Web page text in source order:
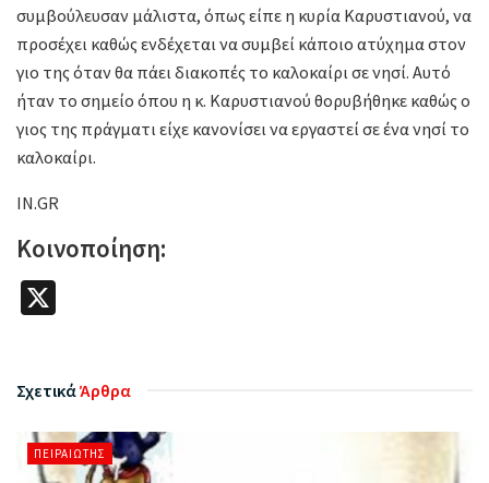
συμβούλευσαν μάλιστα, όπως είπε η κυρία Καρυστιανού, να
προσέχει καθώς ενδέχεται να συμβεί κάποιο ατύχημα στον
γιο της όταν θα πάει διακοπές το καλοκαίρι σε νησί. Αυτό
ήταν το σημείο όπου η κ. Καρυστιανού θορυβήθηκε καθώς ο
γιος της πράγματι είχε κανονίσει να εργαστεί σε ένα νησί το
καλοκαίρι.
IN.GR
Κοινοποίηση:
ΣχετικάΆρθρα
ΠΕΙΡΑΙΏΤΗΣ